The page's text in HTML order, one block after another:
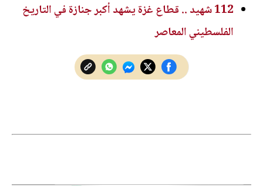
112 شهيد .. قطاع غزة يشهد أكبر جنازة في التاريخ
الفلسطيني المعاصر